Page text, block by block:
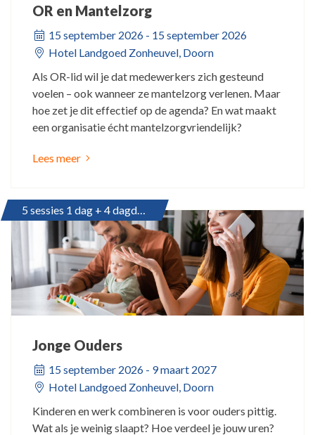
OR en Mantelzorg
15 september 2026 - 15 september 2026
Hotel Landgoed Zonheuvel, Doorn
Als OR-lid wil je dat medewerkers zich gesteund
voelen – ook wanneer ze mantelzorg verlenen. Maar
hoe zet je dit effectief op de agenda? En wat maakt
een organisatie écht mantelzorgvriendelijk?
Lees meer
5 sessies 1 dag + 4 dagdelen
Jonge Ouders
15 september 2026 - 9 maart 2027
Hotel Landgoed Zonheuvel, Doorn
Kinderen en werk combineren is voor ouders pittig.
Wat als je weinig slaapt? Hoe verdeel je jouw uren?